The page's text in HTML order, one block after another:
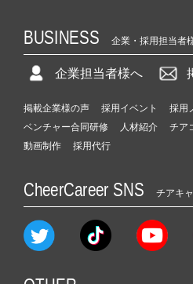
BUSINESS 企業・採用担当者
企業担当者様へ
掲載企業様の声 採用イベント 採用
ベンチャー合同研修
人材紹介 チア
動画制作
採用代行
CheerCareer SNS チアキ